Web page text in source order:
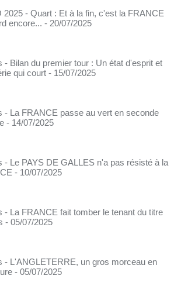
2025 - Quart : Et à la fin, c'est la FRANCE
encore... - 20/07/2025
- Bilan du premier tour : Un état d'esprit et
qui court - 15/07/2025
- La FRANCE passe au vert en seconde
- 14/07/2025
- Le PAYS DE GALLES n'a pas résisté à la
- 10/07/2025
- La FRANCE fait tomber le tenant du titre
- 05/07/2025
- L'ANGLETERRE, un gros morceau en
- 05/07/2025